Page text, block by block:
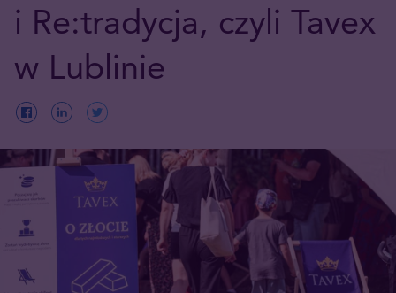
i Re:tradycja, czyli Tavex
w Lublinie